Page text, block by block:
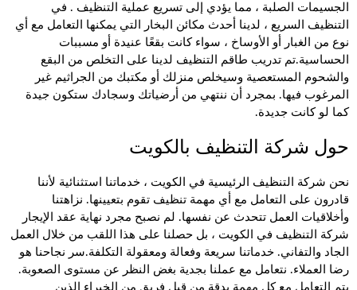
الجسيمات الصلبة ، مما يؤدي إلى تسريع عملية التنظيف . في
التنظيف السريع ، لدينا أحدث مكائن البخار
التي يمكنها التعامل مع أي
نوع من الغبار أو الأوساخ ، سواء كانت بقعًا عنيدة أو مسببات
الحساسية.تم تدريب طاقم التنظيف لدينا على التخلص من البقع
والشحوم المستعصية وسيخلص منزلك أو مكتبك من الجراثيم غير
المرغوب فيها. بمجرد أن ننتهي من أرضياتك وسجادك ستكون جيدة
كما لو كانت جديدة.
حول شركة التنظيف بالكويت
نحن شركة التنظيف الرئيسية في الكويت ، خدماتنا استثنائية لأننا
قادرون على التعامل مع أي مهمة تنظيف تقوم بتعيينها. نزاهتنا
وأخلاقيات العمل تتحدث عن نفسها. لم نصبح مجرد نهاية عقد الإيجار
شركة التنظيف في الكويت ، بل حصلنا على هذا اللقب من خلال العمل
الجاد والتفاني. خدماتنا سريعة وفعالة ومعقولة التكلفة.سر نجاحنا هو
رضا العملاء. نتعامل مع عملنا بجدية بغض النظر عن مستوى الصعوبة.
يتم التعامل مع كل مهمة بدقة من قبل فريق من الخبراء الذين